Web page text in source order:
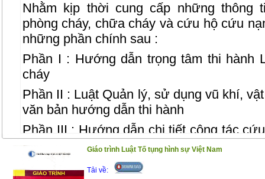
Nhằm kịp thời cung cấp những thông
phòng cháy, chữa cháy và cứu hộ cứu
những phần chính sau :
Phần I : Hướng dẫn trọng tâm thi hành
cháy
Phần II : Luật Quản lý, sử dụng vũ khí,
văn bản hướng dẫn thi hành
Phần III : Hướng dẫn chi tiết công tác
và chữa cháy
Phần IV : Quy định mới nhất về tiêu
Giáo trình Luật Tố tụng hình sự Việt Nam
Tải về: